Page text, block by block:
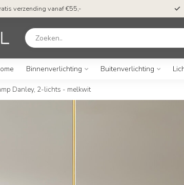
verzending vanaf €55,-
Binnenverlichting Buitenverlichting
Danley, 2-lichts - melkwit